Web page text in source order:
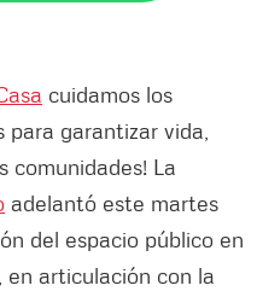
cuidamos los
para garantizar vida,
comunidades! La
adelantó este martes
del espacio público en
en articulación con la